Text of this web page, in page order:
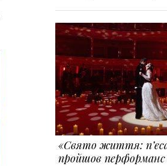
«Свято життя:
пройшов перформанс